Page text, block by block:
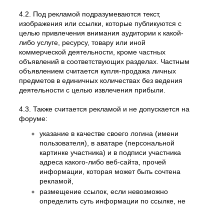
4.2. Под рекламой подразумеваются текст,
изображения или ссылки, которые публикуются с
целью привлечения внимания аудитории к какой-
либо услуге, ресурсу, товару или иной
коммерческой деятельности, кроме частных
объявлений в соответствующих разделах. Частным
объявлением считается купля-продажа личных
предметов в единичных количествах без ведения
деятельности с целью извлечения прибыли.
4.3. Также считается рекламой и не допускается на
форуме:
указание в качестве своего логина (имени
пользователя), в аватаре (персональной
картинке участника) и в подписи участника
адреса какого-либо веб-сайта, прочей
информации, которая может быть сочтена
рекламой,
размещение ссылок, если невозможно
определить суть информации по ссылке, не